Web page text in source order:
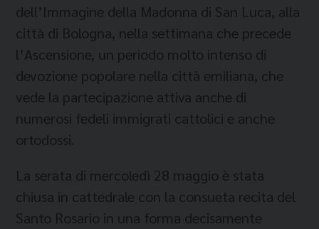
dell’Immagine della Madonna di San Luca, alla
città di Bologna, nella settimana che precede
l’Ascensione, un periodo molto intenso di
devozione popolare nella città emiliana, che
vede la partecipazione attiva anche di
numerosi fedeli immigrati cattolici e anche
ortodossi.
La serata di mercoledì 28 maggio è stata
chiusa in cattedrale con la consueta recita del
Santo Rosario in una forma decisamente